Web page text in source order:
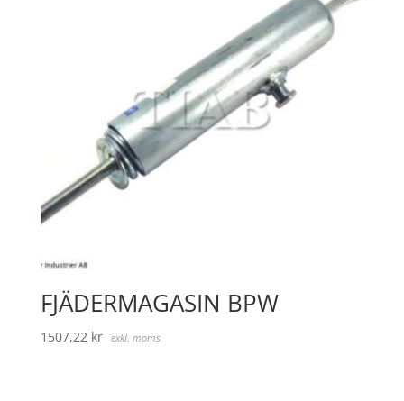
FJÄDERMAGASIN BPW
1507,22 kr exkl. moms